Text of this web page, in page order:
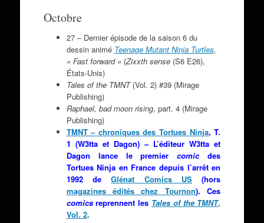
Octobre
27 – Dernier épisode de la saison 6 du
dessin animé Teenage Mutant Ninja Turtles,
« Fast forward » (Zixxth sense (S6 E26),
États-Unis)
Tales of the TMNT(Vol. 2) #39 (Mirage
Publishing)
Raphael, bad moon rising, part. 4 (Mirage
Publishing)
TMNT – chroniques des Tortues Ninja, T.
1 (W3tta et Dagon) – L’éditeur W3tta et
Dagon lance le premiercomicdes
Tortues Ninja en France depuis l’arrêt en
1992 de
Glénat Comics US
(hors
magazines édités chez Tournon). Ces
comicsreprennent les Tales of the TMNT,
Vol. 2.